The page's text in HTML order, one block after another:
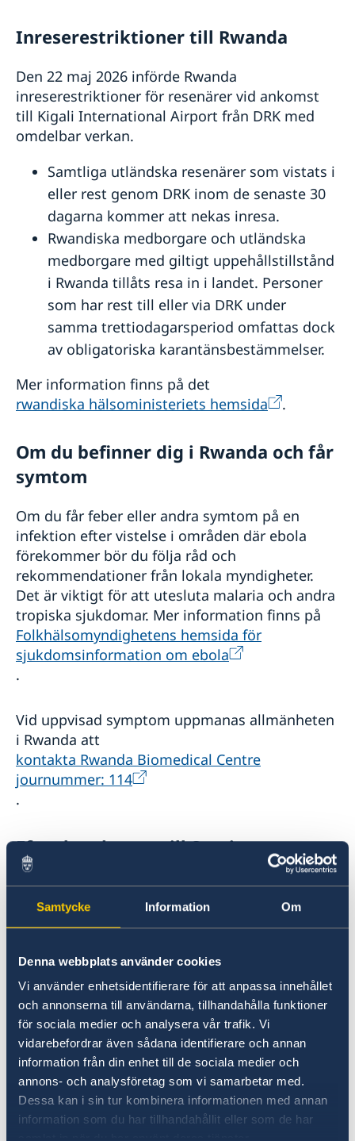
Samtycke Information Om
Denna webbplats använder cookies
Vi använder enhetsidentifierare för att anpassa innehållet
och annonserna till användarna, tillhandahålla funktioner
för sociala medier och analysera vår trafik. Vi
vidarebefordrar även sådana identifierare och annan
information från din enhet till de sociala medier och
annons- och analysföretag som vi samarbetar med.
Dessa kan i sin tur kombinera informationen med annan
information som du har tillhandahållit eller som de har
Inreserestriktioner till Rwanda
Den 22 maj 2026 införde Rwanda
inreserestriktioner för resenärer vid ankomst
till Kigali International Airport från DRK med
omdelbar verkan.
Samtliga utländska resenärer som vistats i
eller rest genom DRK inom de senaste 30
dagarna kommer att nekas inresa.
Rwandiska medborgare och utländska
medborgare med giltigt uppehållstillstånd
i Rwanda tillåts resa in i landet. Personer
som har rest till eller via DRK under
samma trettiodagarsperiod omfattas dock
av obligatoriska karantänsbestämmelser.
Mer information finns på det
rwandiska hälsoministeriets hemsida
.
Om du befinner dig i Rwanda och får
symtom
Om du får feber eller andra symtom på en
infektion efter vistelse i områden där ebola
förekommer bör du följa råd och
rekommendationer från lokala myndigheter.
Det är viktigt för att utesluta malaria och andra
tropiska sjukdomar. Mer information finns på
Folkhälsomyndighetens hemsida för
sjukdomsinformation om ebola
.
Vid uppvisad symptom uppmanas allmänheten
i Rwanda att
kontakta Rwanda Biomedical Centre
journummer: 114
.
Efter hemkomst till Sverige
Om du får feber eller andra symtom på en
infektion efter vistelse i områden där ebola
förekommer bör du alltid kontakta vården
information finns på
Folhälsomyndighetens hemsida till resenärer
med anledning av ebola
.
Övrigt
Ambassaden bevakar utvecklingen aktivt och